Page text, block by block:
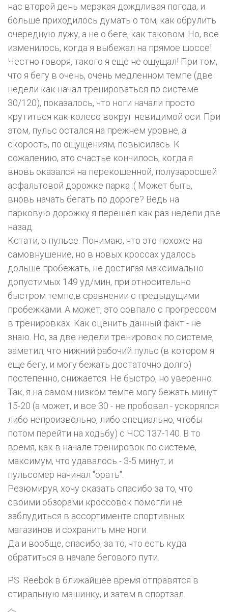
нас второй день мерзкая дождливая погода, и
больше приходилось думать о том, как обрулить
очередную лужу, а не о беге, как таковом. Но, все
изменилось, когда я выбежал на прямое шоссе!
Честно говоря, такого я еще не ощущал! При том,
что я бегу в очень, очень медленном темпе (две
недели как начал тренироваться по системе
30/120), показалось, что ноги начали просто
крутиться как колесо вокруг невидимой оси. При
этом, пульс остался на прежнем уровне, а
скорость, по ощущениям, повысилась. К
сожалению, это счастье кончилось, когда я
вновь оказался на перекошенной, полузаросшей
асфальтовой дорожке парка :( Может быть,
вновь начать бегать по дороге? Ведь на
парковую дорожку я перешел как раз недели две
назад.
Кстати, о пульсе. Понимаю, что это похоже на
самовнушение, но в новых кроссах удалось
дольше пробежать, не достигая максимально
допустимых 149 уд/мин, при относительно
быстром темпе,в сравнении с предыдущими
пробежками. А может, это совпало с прогрессом
в тренировках. Как оценить данный факт - не
знаю. Но, за две недели тренировок по системе,
заметил, что нижний рабочий пульс (в котором я
еще бегу, и могу бежать достаточно долго)
постепенно, снижается. Не быстро, но уверенно.
Так, я на самом низком темпе могу бежать минут
15-20 (а может, и все 30 - не пробовал - ускорялся
либо непроизвольно, либо специально, чтобы
потом перейти на ходьбу) с ЧСС 137-140. В то
время, как в начале тренировок по системе,
максимум, что удавалось - 3-5 минут, и
пульсомер начинал "орать".
Резюмируя, хочу сказать спасибо за то, что
своими обзорами кроссовок помогли не
заблудиться в ассортименте спортивных
магазинов и сохранить мне ноги.
Да и вообще, спасибо, за то, что есть куда
обратиться в начале бегового пути.
P.S. Reebok в ближайшее время отправятся в
стиральную машинку, и затем в спортзал.